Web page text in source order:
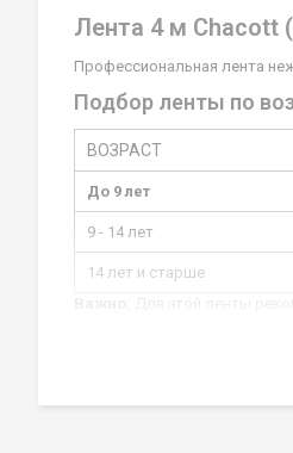
Лента 4 м Chacott
Профессиональная лента
Подбор ленты по
ВОЗРАСТ
До 9 лет
9 - 14 лет
14 лет и старше